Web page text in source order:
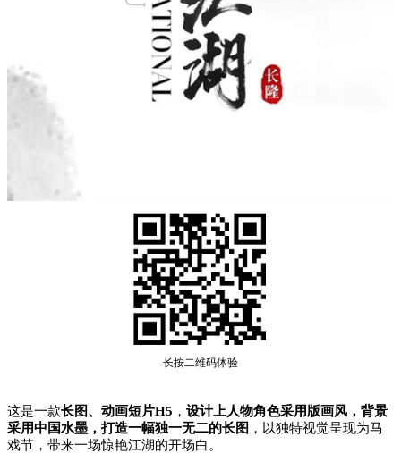
长按二维码体验
这是一款长图、动画短片H5 ， 设计上人物角色采用版画风，背景
采用中国水墨，打造一幅独一无二的长图 ，以独特视觉呈现为马
戏节，带来一场惊艳江湖的开场白。